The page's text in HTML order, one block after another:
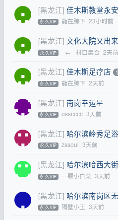
[黑龙江] 佳木斯教堂永
永.久VIP 龍在胯下 23小时前
[黑龙江] 文化大院又出
永.久VIP ← 村口集合 2天前
[黑龙江] 佳木斯足疗店
永.久VIP 龍在胯下 2天前
[黑龙江] 南岗幸运星
永.久VIP osscccc 3天前
[黑龙江] 哈尔滨岭秀足
永.久VIP zssoul 3天前
[黑龙江] 哈尔滨哈西大
永.久VIP 一颗小白菜 3天前
[黑龙江] 哈尔滨南岗区
永.久VIP 隔壁小王 3天前